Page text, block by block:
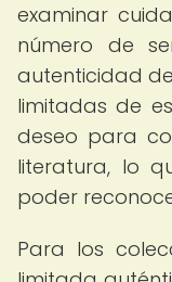
examinar
número de
autenticidad
limitadas de
deseo para
literatura, lo
poder
Para los